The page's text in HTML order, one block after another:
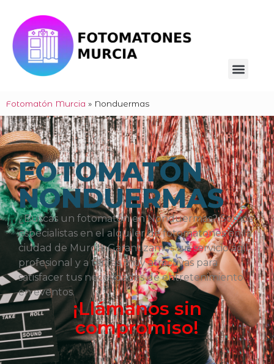
Fotomatón Murcia » Nonduermas
FOTOMATÓN
NONDUERMAS
¿Buscas un fotomatón en Nonduermas? Somos
especialistas en el alquiler de fotomatones en la
ciudad de Murcia. Garantizamos un servicio ágil,
profesional y a tarifas muy atractivas para
satisfacer tus necesidades de entretenimiento
en eventos.
¡Llámanos sin
compromiso!